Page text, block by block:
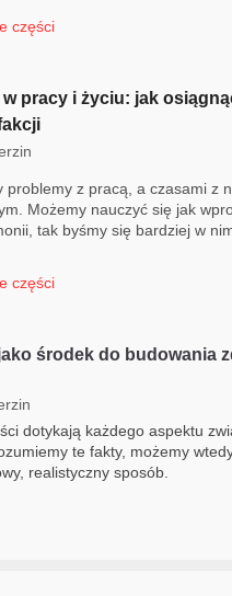
części
w pracy i życiu: jak
problemy z pracą, a czasami z
Możemy nauczyć się jak
tak byśmy się bardziej w nim
części
środek do budowania
dotykają każdego aspektu
te fakty, możemy
realistyczny sposób.